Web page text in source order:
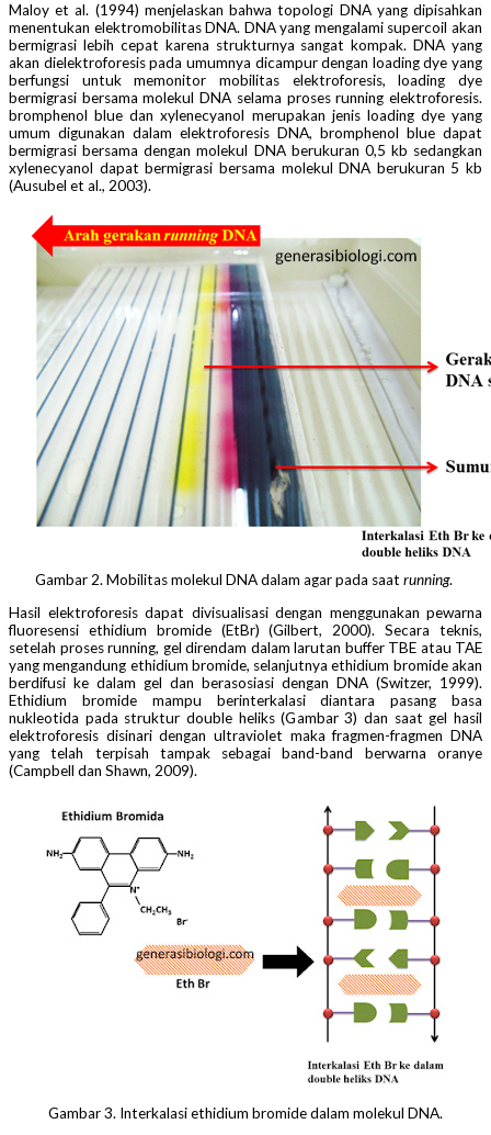
Maloy et al. (1994) menjelaskan bahwa topologi DNA yang dipisahkan
menentukan elektromobilitas DNA. DNA yang mengalami supercoil akan
bermigrasi lebih cepat karena strukturnya sangat kompak. DNA yang
akan dielektroforesis pada umumnya dicampur dengan loading dye yang
berfungsi untuk memonitor mobilitas elektroforesis, loading dye
bermigrasi bersama molekul DNA selama proses running elektroforesis.
bromphenol blue dan xylenecyanol merupakan jenis loading dye yang
umum digunakan dalam elektroforesis DNA, bromphenol blue dapat
bermigrasi bersama dengan molekul DNA berukuran 0,5 kb sedangkan
xylenecyanol dapat bermigrasi bersama molekul DNA berukuran 5 kb
(Ausubel et al., 2003).
Gambar 2. Mobilitas molekul DNA dalam agar pada saat running.
Hasil elektroforesis dapat divisualisasi dengan menggunakan pewarna
fluoresensi ethidium bromide (EtBr) (Gilbert, 2000). Secara teknis,
setelah proses running, gel direndam dalam larutan buffer TBE atau TAE
yang mengandung ethidium bromide, selanjutnya ethidium bromide akan
berdifusi ke dalam gel dan berasosiasi dengan DNA (Switzer, 1999).
Ethidium bromide mampu berinterkalasi diantara pasang basa
nukleotida pada struktur double heliks (Gambar 3) dan saat gel hasil
elektroforesis disinari dengan ultraviolet maka fragmen-fragmen DNA
yang telah terpisah tampak sebagai band-band berwarna oranye
(Campbell dan Shawn, 2009).
Gambar 3. Interkalasi ethidium bromide dalam molekul DNA.